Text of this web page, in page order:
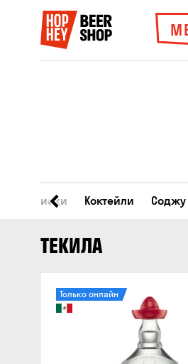
Виски Коктейли Соджу
ТЕКИЛА
Только онлайн